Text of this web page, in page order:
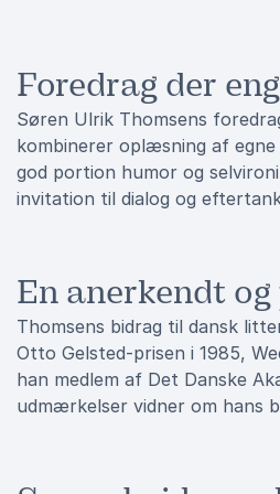
Foredrag der
Søren Ulrik Thomsens
kombinerer oplæsning af
god portion humor og
invitation til dialog og
En anerkendt
Thomsens bidrag til dansk
Otto Gelsted-prisen i 1985,
han medlem af Det Danske
udmærkelser vidner om hans